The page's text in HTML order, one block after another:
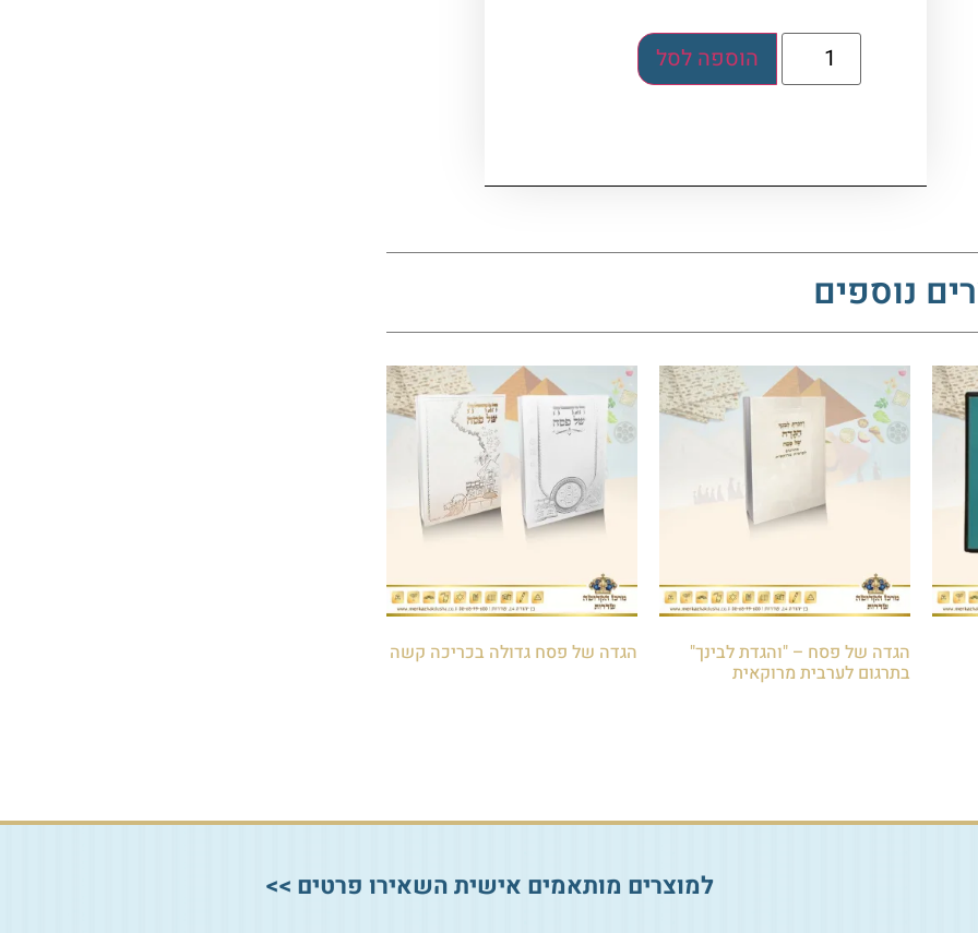
הוספה לסל
נוספים
הגדה של פסח – "והגדת לבינך"
בתרגום לערבית מרוקאית
הגדה של פסח גדולה בכריכה קשה
למוצרים מותאמים אישית השאירו פרטים >>